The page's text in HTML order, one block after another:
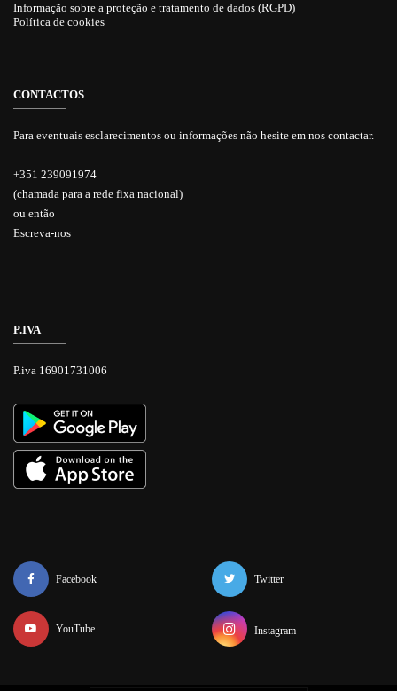
Informação sobre a proteção e tratamento de dados (RGPD)
Política de cookies
CONTACTOS
Para eventuais esclarecimentos ou informações não hesite em nos contactar.
+351 239091974
(chamada para a rede fixa nacional)
ou então
Escreva-nos
P.IVA
P.iva 16901731006
Facebook
YouTube
Twitter
Instagram